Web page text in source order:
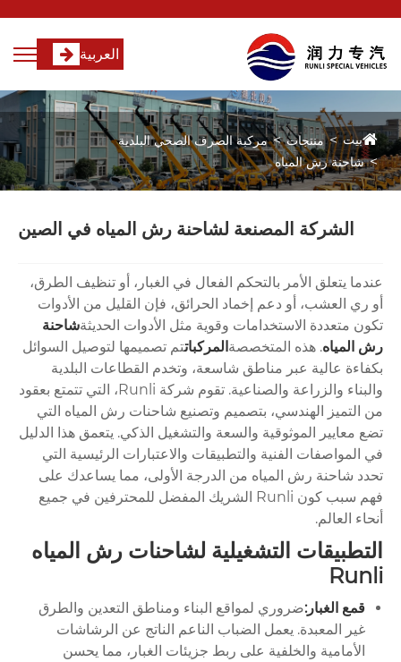
العربية
بيت منتجات
مركبة الصرف الصحي البلدية
شاحنة رش المياه
الشركة المصنعة لشاحنة رش المياه في الصين
عندما يتعلق الأمر بالتحكم الفعال في الغبار، أو تنظيف الطرق،
أو ري العشب، أو دعم إخماد الحرائق، فإن القليل من الأدوات
تكون متعددة الاستخدامات وقوية مثل الأدوات الحديثةشاحنة
رش المياه. هذه المتخصصةالمركباتتم تصميمها لتوصيل السوائل
بكفاءة عالية عبر مناطق شاسعة، وتخدم القطاعات البلدية
والبناء والزراعة والصناعية. تقوم شركة Runli، التي تتمتع بعقود
من التميز الهندسي، بتصميم وتصنيع شاحنات رش المياه التي
تضع معايير الموثوقية والسعة والتشغيل الذكي. يتعمق هذا الدليل
في المواصفات الفنية والتطبيقات والاعتبارات الرئيسية التي
تحدد شاحنة رش المياه من الدرجة الأولى، مما يساعدك على
فهم سبب كون Runli الشريك المفضل للمحترفين في جميع
أنحاء العالم.
التطبيقات التشغيلية لشاحنات رش المياه
Runli
قمع الغبار:ضروري لمواقع البناء ومناطق التعدين والطرق
غير المعبدة. يعمل الضباب الناعم الناتج عن الرشاشات
الأمامية والخلفية على ربط جزيئات الغبار، مما يحسن